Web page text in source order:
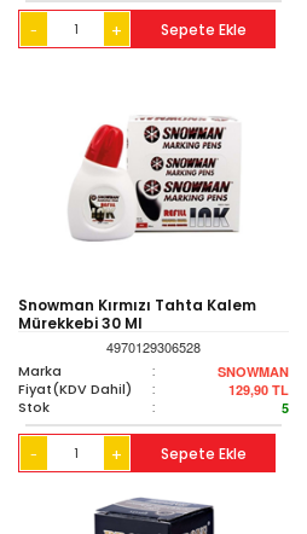
- + Sepete Ekle
Snowman Kırmızı Tahta Kalem
Mürekkebi 30 Ml
4970129306528
Marka
: SNOWMAN
Fiyat(KDV Dahil) : 129,90 TL
Stok : 5
- + Sepete Ekle